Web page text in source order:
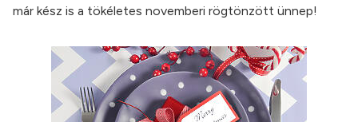
már kész is a tökéletes novemberi rögtönzött ünnep!